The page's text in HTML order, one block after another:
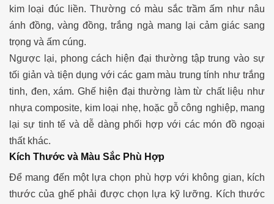
kim loại đúc liền. Thường có màu sắc trầm ấm như nâu
ánh đồng, vàng đồng, trắng ngà mang lại cảm giác sang
trọng và ấm cúng.
Ngược lại, phong cách hiện đại thường tập trung vào sự
tối giản và tiện dụng với các gam màu trung tính như trắng
tinh, đen, xám. Ghế hiện đại thường làm từ chất liệu như
nhựa composite, kim loại nhẹ, hoặc gỗ công nghiệp, mang
lại sự tinh tế và dễ dàng phối hợp với các món đồ ngoại
thất khác.
Kích Thước và Màu Sắc Phù Hợp
Để mang đến một lựa chọn phù hợp với không gian, kích
thước của ghế phải được chọn lựa kỹ lưỡng. Kích thước